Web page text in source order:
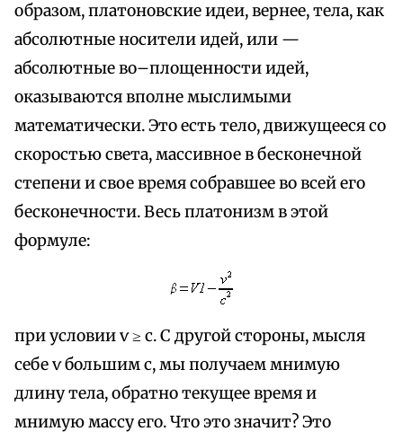
образом, платоновские идеи, вернее, тела, как
абсолютные носители идей, или —
абсолютные во–площенности идей,
оказываются вполне мыслимыми
математически. Это есть тело, движущееся со
скоростью света, массивное в бесконечной
степени и свое время собравшее во всей его
бесконечности. Весь платонизм в этой
формуле:
при условии ѵ ≥ с. С другой стороны, мысля
себе ѵ большим с, мы получаем мнимую
длину тела, обратно текущее время и
мнимую массу его. Что это значит? Это